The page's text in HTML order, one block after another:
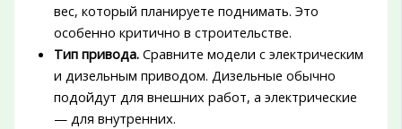
вес, который планируете поднимать. Это
особенно критично в строительстве.
Тип привода.Сравните модели с электрическим
и дизельным приводом. Дизельные обычно
подойдут для внешних работ, а электрические
— для внутренних.